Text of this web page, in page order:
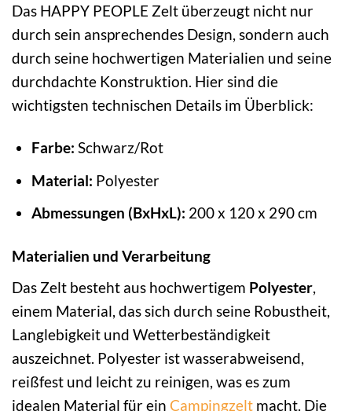
Das HAPPY PEOPLE Zelt überzeugt nicht nur
durch sein ansprechendes Design, sondern auch
durch seine hochwertigen Materialien und seine
durchdachte Konstruktion. Hier sind die
wichtigsten technischen Details im Überblick:
Farbe: Schwarz/Rot
Material: Polyester
Abmessungen (BxHxL): 200 x 120 x 290 cm
Materialien und Verarbeitung
Das Zelt besteht aus hochwertigem Polyester,
einem Material, das sich durch seine Robustheit,
Langlebigkeit und Wetterbeständigkeit
auszeichnet. Polyester ist wasserabweisend,
reißfest und leicht zu reinigen, was es zum
idealen Material für ein Campingzelt macht. Die